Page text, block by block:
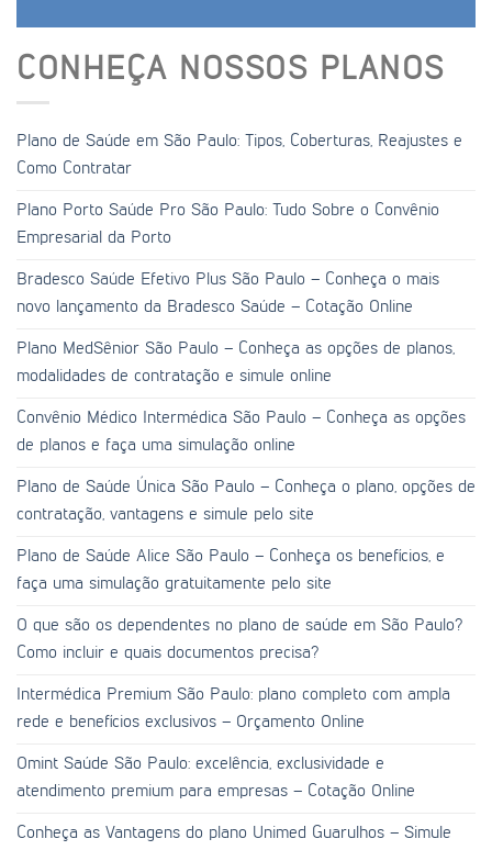
CONHEÇA NOSSOS PLANOS
Plano de Saúde em São Paulo: Tipos, Coberturas, Reajustes e
Como Contratar
Plano Porto Saúde Pro São Paulo: Tudo Sobre o Convênio
Empresarial da Porto
Bradesco Saúde Efetivo Plus São Paulo – Conheça o mais
novo lançamento da Bradesco Saúde – Cotação Online
Plano MedSênior São Paulo – Conheça as opções de planos,
modalidades de contratação e simule online
Convênio Médico Intermédica São Paulo – Conheça as opções
de planos e faça uma simulação online
Plano de Saúde Única São Paulo – Conheça o plano, opções de
contratação, vantagens e simule pelo site
Plano de Saúde Alice São Paulo – Conheça os benefícios, e
faça uma simulação gratuitamente pelo site
O que são os dependentes no plano de saúde em São Paulo?
Como incluir e quais documentos precisa?
Intermédica Premium São Paulo: plano completo com ampla
rede e benefícios exclusivos – Orçamento Online
Omint Saúde São Paulo: excelência, exclusividade e
atendimento premium para empresas – Cotação Online
Conheça as Vantagens do plano Unimed Guarulhos – Simule